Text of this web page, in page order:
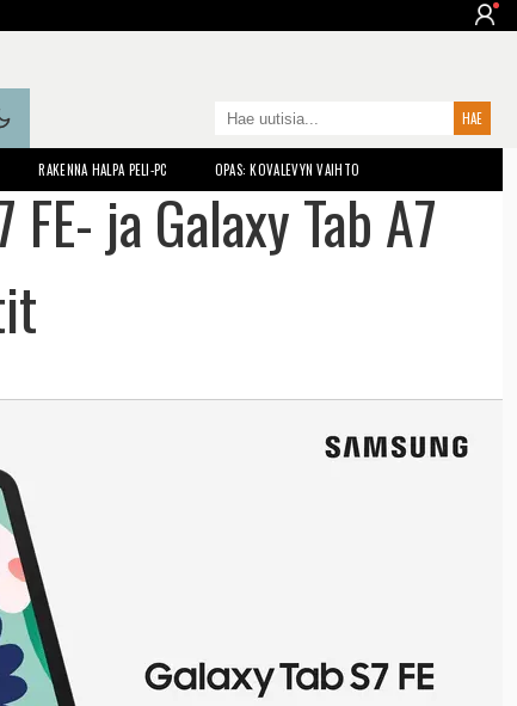
RAKENNA HALPA PELI-PC OPAS: KOVALEVYN VAIHTO
ja Galaxy Tab A7